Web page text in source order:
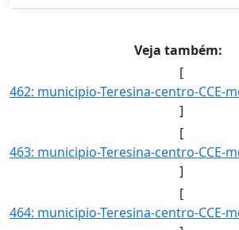
Veja também:
[
]
[
]
[